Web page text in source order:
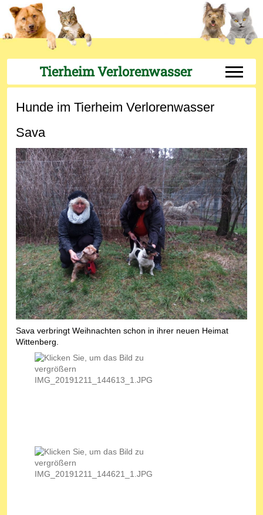
Tierheim Verlorenwasser Off-
Hunde im Tierheim Verlorenwasser
Sava
Sava verbringt Weihnachten schon in ihrer neuen Heimat
Wittenberg.